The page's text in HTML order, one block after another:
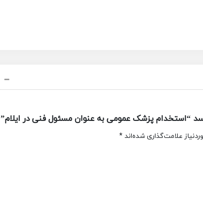
“استخدام پزشک عمومی به عنوان مسئول فنی در ایلام”
علامت‌گذاری شده‌اند*